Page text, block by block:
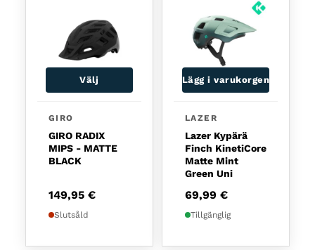
Välj
GIRO
GIRO RADIX
MIPS - MATTE
BLACK
149,95 €
Slutsåld
Lägg i varukorgen
LAZER
Lazer Kypärä
Finch KinetiCore
Matte Mint
Green Uni
69,99 €
Tillgänglig